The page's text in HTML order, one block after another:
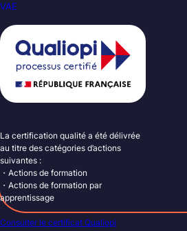
VAE
La certification qualité a été délivrée
au titre des catégories d’actions
suivantes :
・Actions de formation
・Actions de formation par
apprentissage
Consulter le certificat Qualiopi